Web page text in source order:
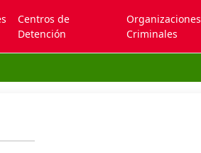
Centros de
Detención
Organizaciones
Criminales